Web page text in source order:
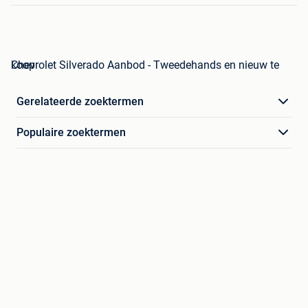
Chevrolet Silverado Aanbod - Tweedehands en nieuw te koop
Gerelateerde zoektermen
Populaire zoektermen